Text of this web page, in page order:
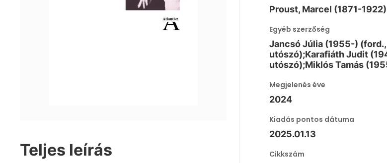
Teljes leírás
Proust, Marcel (1871-1922)
Egyéb szerzőség
Jancsó Júlia (1955-) (ford.,
utószó);Karafiáth Judit
utószó);Miklós Tamás
Megjelenés éve
2024
Kiadás pontos dátuma
2025.01.13
Cikkszám